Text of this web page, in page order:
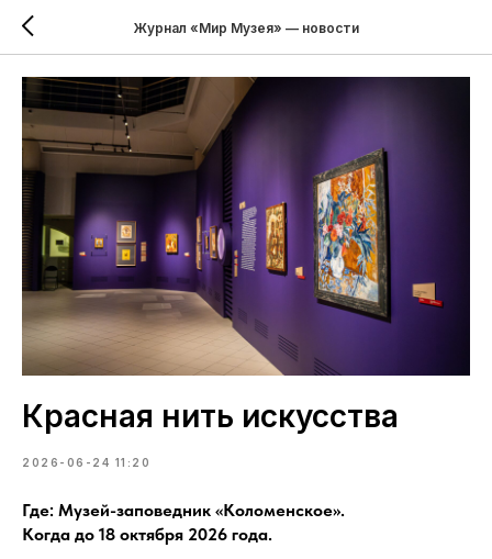
Журнал «Мир Музея» — новости
Красная нить искусства
2026-06-24 11:20
Где: Музей-заповедник «Коломенское».
Когда до 18 октября 2026 года.